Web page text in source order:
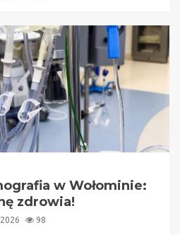
w Wołominie:
zdrowia!
98